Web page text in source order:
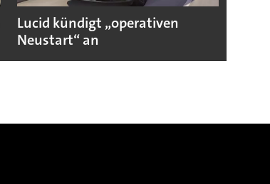
Lucid kündigt „operativen
Neustart“ an